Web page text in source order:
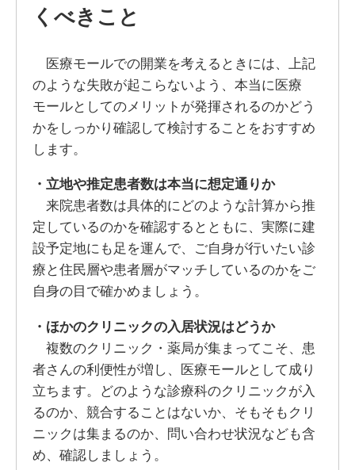
くべきこと
医療モールでの開業を考えるときには、上記
のような失敗が起こらないよう、本当に医療
モールとしてのメリットが発揮されるのかどう
かをしっかり確認して検討することをおすすめ
します。
・立地や推定患者数は本当に想定通りか
来院患者数は具体的にどのような計算から推
定しているのかを確認するとともに、実際に建
設予定地にも足を運んで、ご自身が行いたい診
療と住民層や患者層がマッチしているのかをご
自身の目で確かめましょう。
・ほかのクリニックの入居状況はどうか
複数のクリニック・薬局が集まってこそ、患
者さんの利便性が増し、医療モールとして成り
立ちます。どのような診療科のクリニックが入
るのか、競合することはないか、そもそもクリ
ニックは集まるのか、問い合わせ状況なども含
め、確認しましょう。